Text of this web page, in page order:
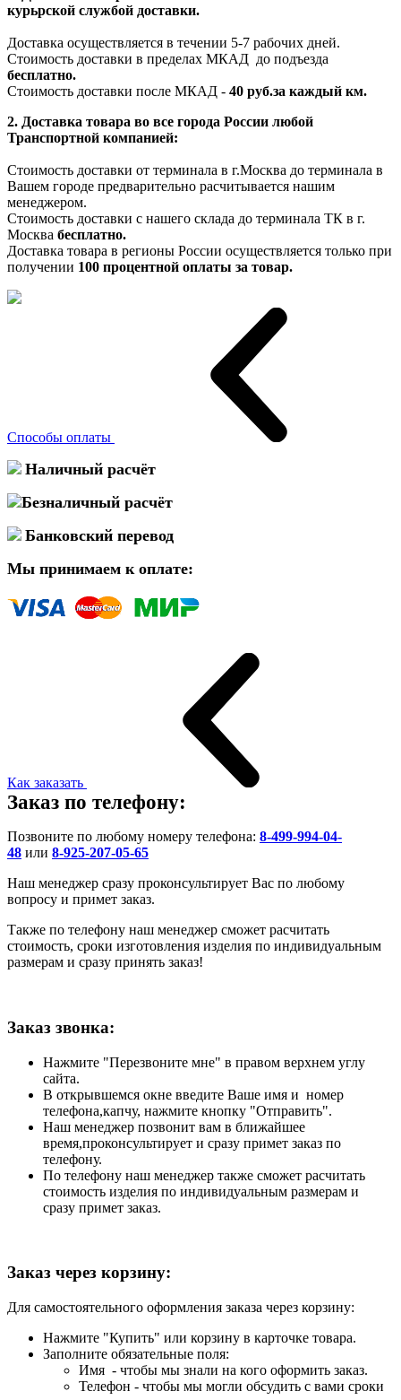
курьрской службой доставки.
Доставка осуществляется в течении 5-7 рабочих дней.
Стоимость доставки в пределах МКАД до подъезда
бесплатно.
Стоимость доставки после МКАД - 40 руб.за каждый км.
2. Доставка товара во все города России любой
Транспортной компанией:
Стоимость доставки от терминала в г.Москва до терминала в
Вашем городе предварительно расчитывается нашим
менеджером.
Стоимость доставки с нашего склада до терминала ТК в г.
Москва бесплатно.
Доставка товара в регионы России осуществляется только при
получении 100 процентной оплаты за товар.
Способы оплаты
Наличный расчёт
Безналичный расчёт
Банковский перевод
Мы принимаем к оплате:
Как заказать
Заказ по телефону:
Позвоните по любому номеру телефона: 8-499-994-04-
48 или 8-925-207-05-65
Наш менеджер сразу проконсультирует Вас по любому
вопросу и примет заказ.
Также по телефону наш менеджер сможет расчитать
стоимость, сроки изготовления изделия по индивидуальным
размерам и сразу принять заказ!
Заказ звонка:
Нажмите "Перезвоните мне" в правом верхнем углу
сайта.
В открывшемся окне введите Ваше имя и номер
телефона,капчу, нажмите кнопку "Отправить".
Наш менеджер позвонит вам в ближайшее
время,проконсультирует и сразу примет заказ по
телефону.
По телефону наш менеджер также сможет расчитать
стоимость изделия по индивидуальным размерам и
сразу примет заказ.
Заказ через корзину:
Для самостоятельного оформления заказа через корзину:
Нажмите "Купить" или корзину в карточке товара.
Заполните обязательные поля:
Имя - чтобы мы знали на кого оформить заказ.
Телефон - чтобы мы могли обсудить с вами сроки